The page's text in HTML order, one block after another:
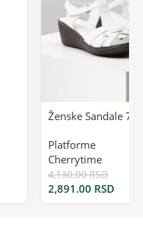
Ženske Sandale
Platforme
Cherrytime
4,130.00RSD
2,891.00 RSD